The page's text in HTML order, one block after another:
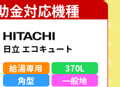
金対応機種
日立 エコキュート
給湯専用
370L
角型
一般地